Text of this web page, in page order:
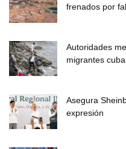
frenados por
Autoridades
migrantes
Asegura
expresión